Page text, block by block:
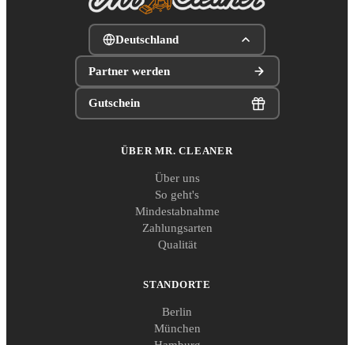
Deutschland
Partner werden
Gutschein
ÜBER MR. CLEANER
Über uns
So geht's
Mindestabnahme
Zahlungsarten
Qualität
STANDORTE
Berlin
München